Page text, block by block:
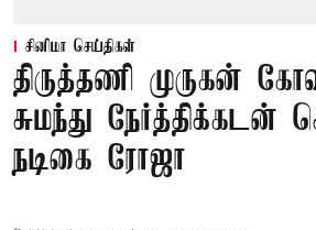
சினிமா செய்திகள்
திருத்தணி முருகன்
சுமந்து நேர்த்திக்கடன்
நடிகை ரோஜா